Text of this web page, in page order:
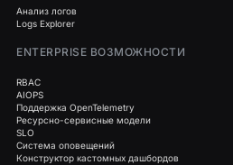
Анализ логов
Logs Explorer
ENTERPRISE ВОЗМОЖНОСТИ
RBAC
AIOPS
Поддержка OpenTelemetry
Ресурсно-сервисные модели
SLO
Система оповещений
Конструктор кастомных дашбордов